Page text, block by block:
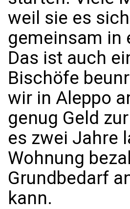
weil sie es
gemeinsam in
Das ist auch
Bischöfe
wir in Aleppo
genug Geld
es zwei Jahre
Wohnung
Grundbedarf
kann.